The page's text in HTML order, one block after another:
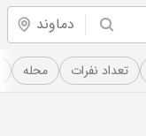
دماوند
تعداد نفرات محله